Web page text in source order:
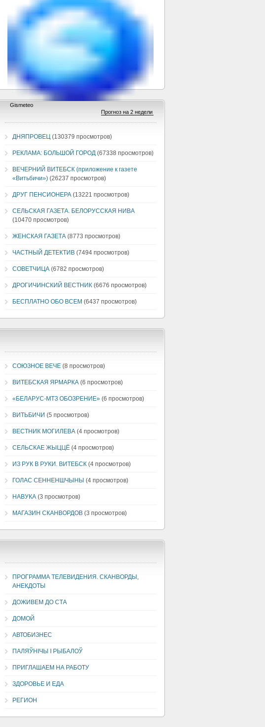
ДНЯПРОВЕЦ (130379 просмотров)
РЕКЛАМА: БОЛЬШОЙ ГОРОД (67338 просмотров)
ВЕЧЕРНИЙ ВИТЕБСК (приложение к газете
«Витьбичи») (26237 просмотров)
ДРУГ ПЕНСИОНЕРА (13221 просмотров)
СЕЛЬСКАЯ ГАЗЕТА. БЕЛОРУССКАЯ НИВА
(10470 просмотров)
ЖЕНСКАЯ ГАЗЕТА (8773 просмотров)
ЧАСТНЫЙ ДЕТЕКТИВ (7494 просмотров)
СОВЕТЧИЦА (6782 просмотров)
ДРОГИЧИНСКИЙ ВЕСТНИК (6676 просмотров)
БЕСПЛАТНО ОБО ВСЕМ (6437 просмотров)
СОЮЗНОЕ ВЕЧЕ (8 просмотров)
ВИТЕБСКАЯ ЯРМАРКА (6 просмотров)
«БЕЛАРУС-МТЗ ОБОЗРЕНИЕ» (6 просмотров)
ВИТЬБИЧИ (5 просмотров)
ВЕСТНИК МОГИЛЕВА (4 просмотров)
СЕЛЬСКАЕ ЖЫЦЦЁ (4 просмотров)
ИЗ РУК В РУКИ. ВИТЕБСК (4 просмотров)
ГОЛАС СЕННЕНШЧЫНЫ (4 просмотров)
НАВУКА (3 просмотров)
МАГАЗИН СКАНВОРДОВ (3 просмотров)
ПРОГРАММА ТЕЛЕВИДЕНИЯ. СКАНВОРДЫ,
АНЕКДОТЫ
ДОЖИВЕМ ДО СТА
ДОМОЙ
АВТОБИЗНЕС
ПАЛЯЎНІЧЫ І РЫБАЛОЎ
ПРИГЛАШАЕМ НА РАБОТУ
ЗДОРОВЬЕ И ЕДА
РЕГИОН